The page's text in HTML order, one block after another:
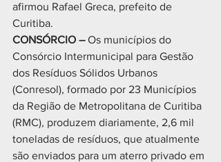
afirmou Rafael Greca, prefeito de
Curitiba.
CONSÓRCIO – Os municípios do
Consórcio Intermunicipal para Gestão
dos Resíduos Sólidos Urbanos
(Conresol), formado por 23 Municípios
da Região de Metropolitana de Curitiba
(RMC), produzem diariamente, 2,6 mil
toneladas de resíduos, que atualmente
são enviados para um aterro privado em